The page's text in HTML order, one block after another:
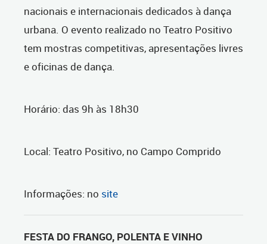
nacionais e internacionais dedicados à dança
urbana. O evento realizado no Teatro Positivo
tem mostras competitivas, apresentações livres
e oficinas de dança.
Horário: das 9h às 18h30
Local: Teatro Positivo, no Campo Comprido
Informações: no site
FESTA DO FRANGO, POLENTA E VINHO